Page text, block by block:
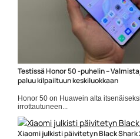
Testissä Honor 50 -puhelin –
paluu kilpailtuun keskiluokkaan
Honor 50 on Huawein alta
irrottautuneen...
Honor
Xiaomi julkisti päivitetyn Black